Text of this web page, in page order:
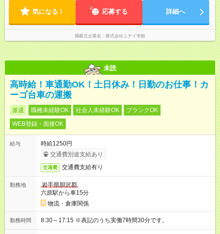
気になる！ 応募する 詳細へ
掲載元企業名 株式会社ニチイ学館
未読
高時給！車通勤OK！土日休み！日勤のお仕事！カ
ーゴ台車の運搬
派遣 職種未経験OK 社会人未経験OK
ブランクOK
WEB登録・面接OK
給与
時給1250円
交通費別途支給あり
交通費 交通費支給有り
勤務地
岩手県胆沢郡
六原駅から車15分
物流・倉庫関係
勤務時間 8:30～17:15 ※表記のうち実働7時間30分です。